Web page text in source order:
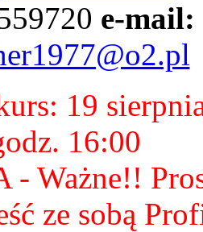
e-mail:
19
16:00
- Ważne!!
ze sobą